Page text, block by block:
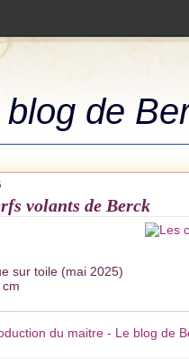
blog de
volants de Berck
sur toile (mai 2025)